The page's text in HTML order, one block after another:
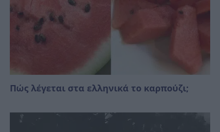
Πώς λέγεται στα ελληνικά το καρπούζι;